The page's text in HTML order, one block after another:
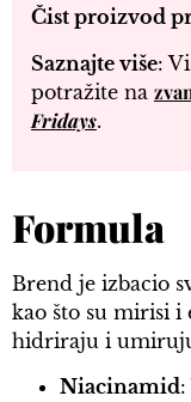
Čist proizvod
Saznajte više:
potražite na
Fridays.
Formula
Brend je izbacio
kao što su mirisi i
hidriraju i
Niacinamid